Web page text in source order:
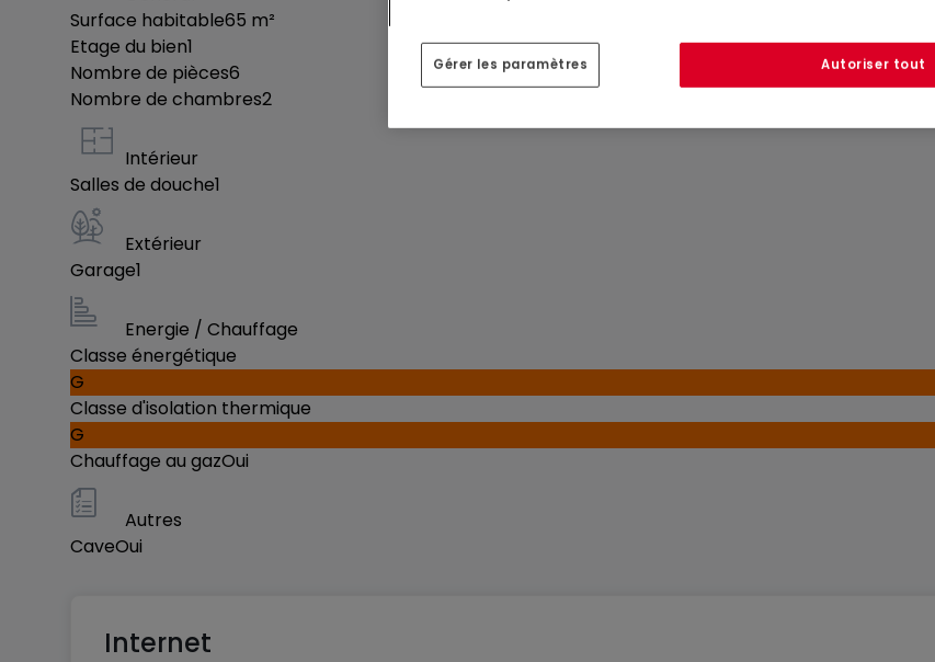
Surface habitable65 m²
Etage du bien1
Nombre de pièces6
Nombre de chambres2
Intérieur
Salles de douche1
Extérieur
Garage1
Energie / Chauffage
Classe énergétique
G
Classe d'isolation thermique
G
Chauffage au gazOui
Autres
CaveOui
Internet
Gérer les paramètres Autoriser tout